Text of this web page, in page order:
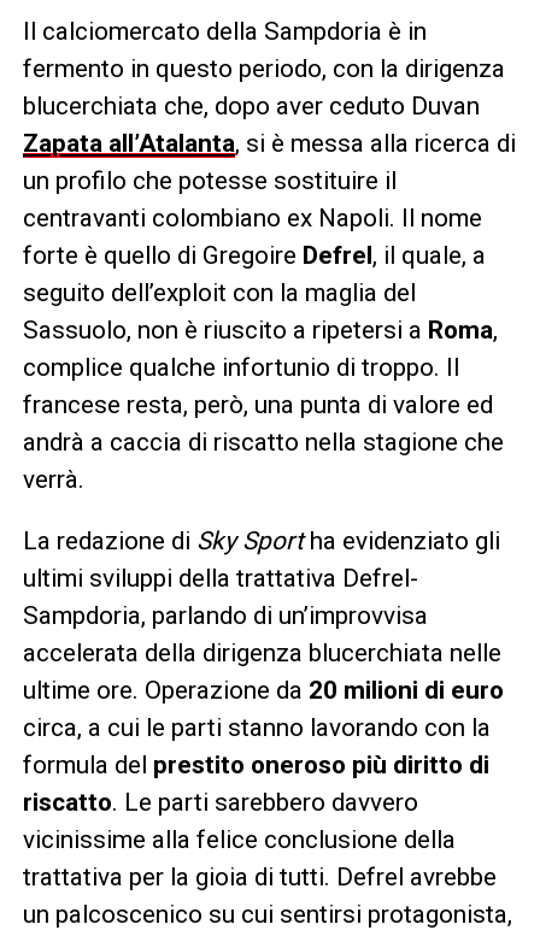
Il calciomercato della Sampdoria è in
fermento in questo periodo, con la dirigenza
blucerchiata che, dopo aver ceduto Duvan
Zapata all’Atalanta, si è messa alla ricerca di
un profilo che potesse sostituire il
centravanti colombiano ex Napoli. Il nome
forte è quello di Gregoire Defrel , il quale, a
seguito dell’exploit con la maglia del
Sassuolo, non è riuscito a ripetersi a Roma,
complice qualche infortunio di troppo. Il
francese resta, però, una punta di valore ed
andrà a caccia di riscatto nella stagione che
verrà.
La redazione di Sky Sport ha evidenziato gli
ultimi sviluppi della trattativa Defrel-
Sampdoria, parlando di un’improvvisa
accelerata della dirigenza blucerchiata nelle
ultime ore. Operazione da 20 milioni di euro
circa, a cui le parti stanno lavorando con la
formula del prestito oneroso più diritto di
riscatto. Le parti sarebbero davvero
vicinissime alla felice conclusione della
trattativa per la gioia di tutti. Defrel avrebbe
un palcoscenico su cui sentirsi protagonista,